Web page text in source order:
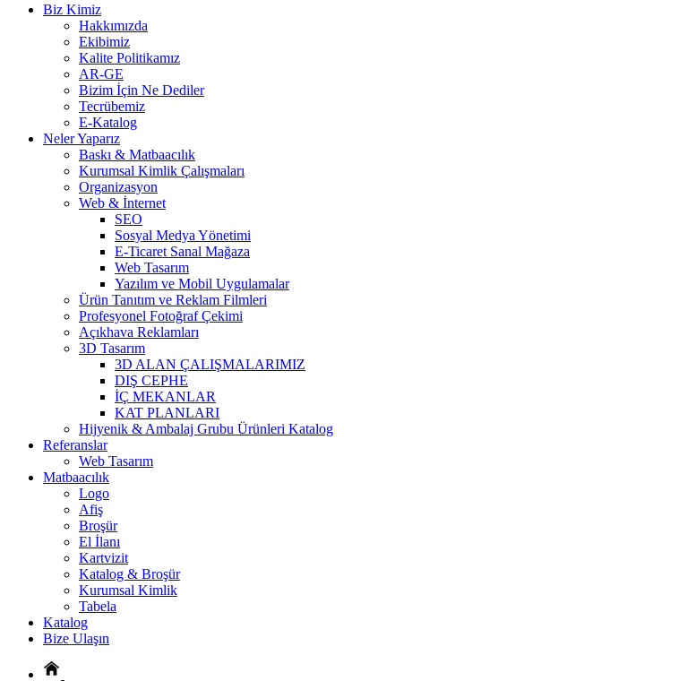
Biz Kimiz
Hakkımızda
Ekibimiz
Kalite Politikamız
AR-GE
Bizim İçin Ne Dediler
Tecrübemiz
E-Katalog
Neler Yaparız
Baskı & Matbaacılık
Kurumsal Kimlik Çalışmaları
Organizasyon
Web & İnternet
SEO
Sosyal Medya Yönetimi
E-Ticaret Sanal Mağaza
Web Tasarım
Yazılım ve Mobil Uygulamalar
Ürün Tanıtım ve Reklam Filmleri
Profesyonel Fotoğraf Çekimi
Açıkhava Reklamları
3D Tasarım
3D ALAN ÇALIŞMALARIMIZ
DIŞ CEPHE
İÇ MEKANLAR
KAT PLANLARI
Hijyenik & Ambalaj Grubu Ürünleri Katalog
Referanslar
Web Tasarım
Matbaacılık
Logo
Afiş
Broşür
El İlanı
Kartvizit
Katalog & Broşür
Kurumsal Kimlik
Tabela
Katalog
Bize Ulaşın